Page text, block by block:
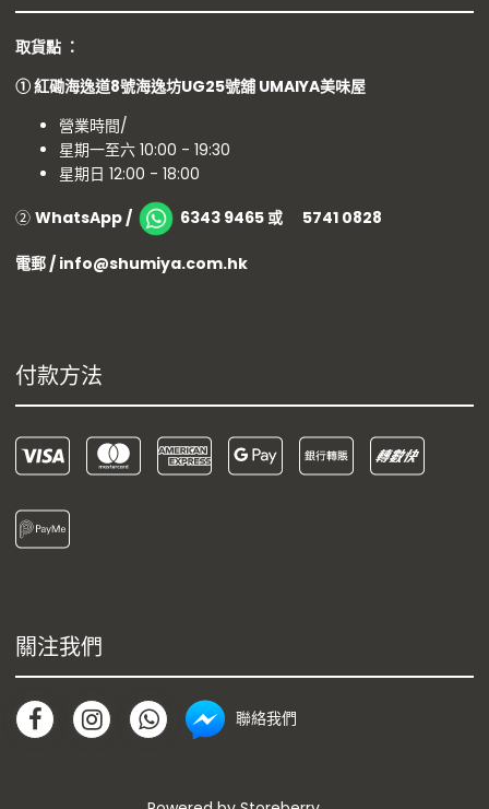
取貨點 ：
①紅磡海逸道8號海逸坊UG25號舖 UMAIYA美味屋
營業時間/
星期一至六 10:00 - 19:30
星期日 12:00 - 18:00
② WhatsApp / 6343 9465 或 5741 0828
電郵 / info@shumiya.com.hk
付款方法
關注我們
聯絡我們